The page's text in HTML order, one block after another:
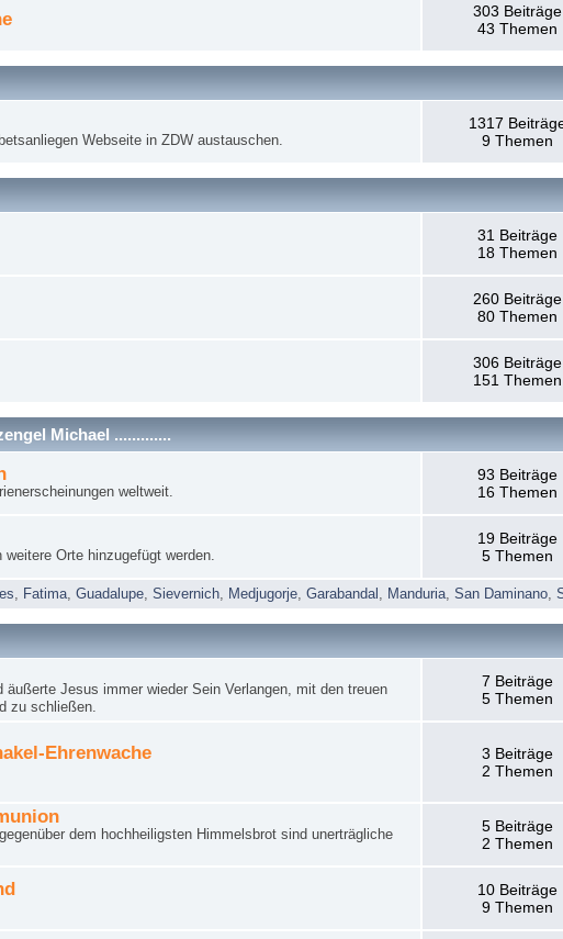
303 Beiträge
43 Themen
Webseite in ZDW austauschen.
1317
9 Themen
31 Beiträge
18 Themen
260 Beiträge
80 Themen
306 Beiträge
151 Themen
Michael .............
weltweit.
93 Beiträge
16 Themen
Orte hinzugefügt werden.
19 Beiträge
5 Themen
Fatima ,Guadalupe ,Sievernich Medjugorje ,Garabandal Manduria ,San Daminano ,
äußerte Jesus immer wieder Sein Verlangen, mit den treuen
zu schließen.
7 Beiträge
5 Themen
Ehrenwache
3 Beiträge
2 Themen
dem hochheiligsten Himmelsbrot sind unerträgliche
5 Beiträge
2 Themen
10 Beiträge
9 Themen